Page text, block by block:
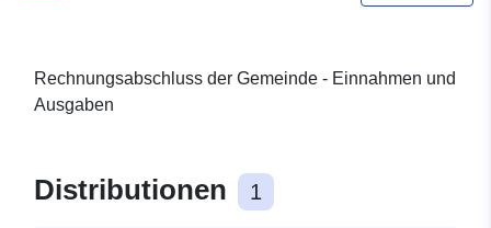
Rechnungsabschluss der Gemeinde - Einnahmen und
Ausgaben
Distributionen 1